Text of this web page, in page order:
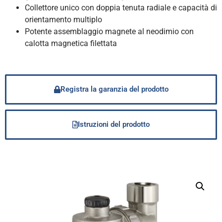
Collettore unico con doppia tenuta radiale e capacità di
orientamento multiplo
Potente assemblaggio magnete al neodimio con
calotta magnetica filettata
Registra la garanzia del prodotto
Istruzioni del prodotto